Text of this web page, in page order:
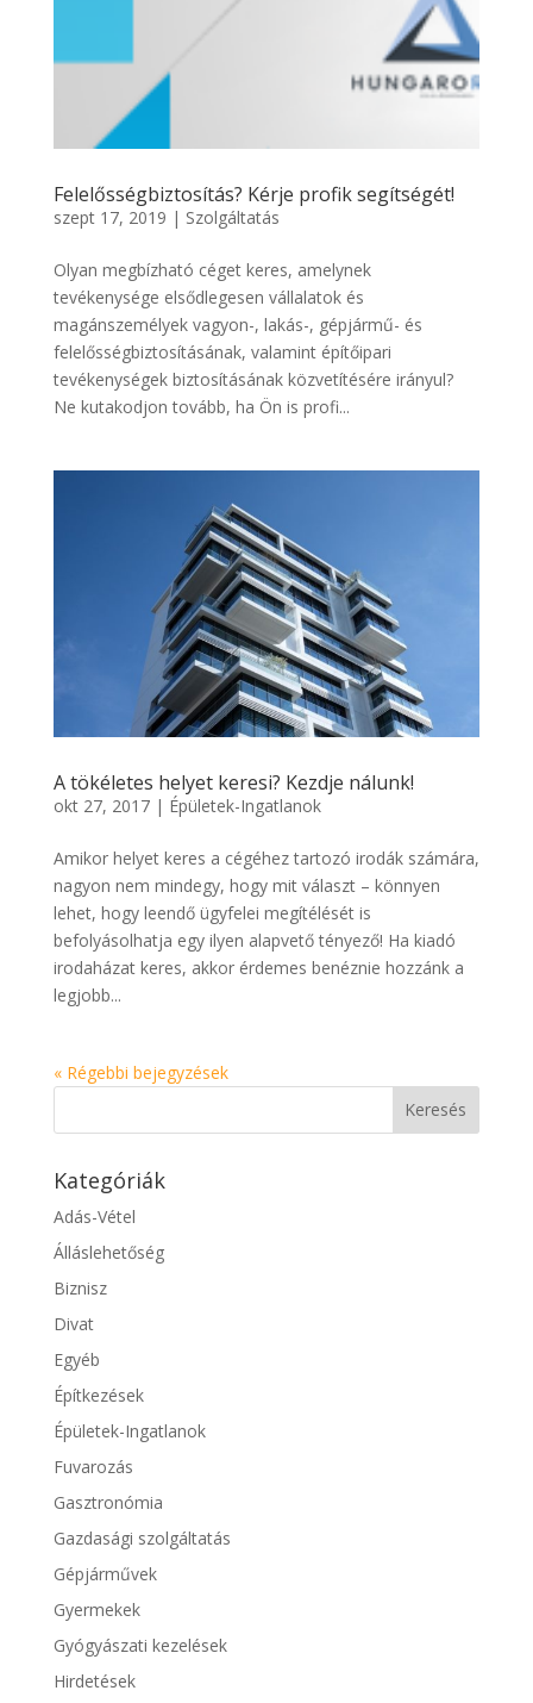
Felelősségbiztosítás? Kérje profik segítségét!
szept 17, 2019 | Szolgáltatás
Olyan megbízható céget keres, amelynek
tevékenysége elsődlegesen vállalatok és
magánszemélyek vagyon-, lakás-, gépjármű- és
felelősségbiztosításának, valamint építőipari
tevékenységek biztosításának közvetítésére irányul?
Ne kutakodjon tovább, ha Ön is profi...
A tökéletes helyet keresi? Kezdje nálunk!
okt 27, 2017| Épületek-Ingatlanok
Amikor helyet keres a cégéhez tartozó irodák számára,
nagyon nem mindegy, hogy mit választ – könnyen
lehet, hogy leendő ügyfelei megítélését is
befolyásolhatja egy ilyen alapvető tényező! Ha kiadó
irodaházat keres, akkor érdemes benéznie hozzánk a
legjobb...
« Régebbi bejegyzések
Kategóriák
Adás-Vétel
Álláslehetőség
Biznisz
Divat
Egyéb
Építkezések
Épületek-Ingatlanok
Fuvarozás
Gasztronómia
Gazdasági szolgáltatás
Gépjárművek
Gyermekek
Gyógyászati kezelések
Hirdetések